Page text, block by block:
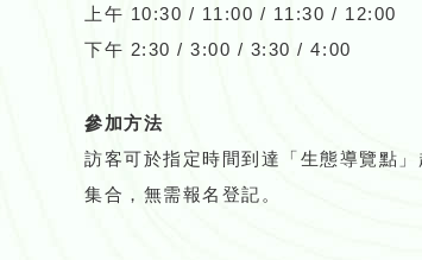
上午 10:30 / 11:00 / 11:30 / 12:00
下午 2:30 / 3:00 / 3:30 / 4:00
參加方法
訪客可於指定時間到達「生態導覽點
集合，無需報名登記。